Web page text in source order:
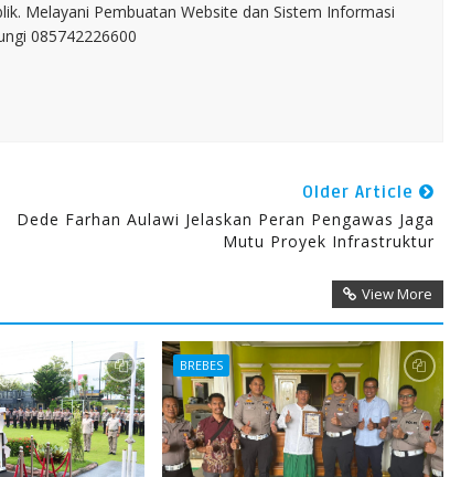
Melayani Pembuatan Website dan Sistem Informasi
085742226600
Older Article
Dede Farhan Aulawi Jelaskan Peran Pengawas Jaga
Mutu Proyek Infrastruktur
View More
BREBES